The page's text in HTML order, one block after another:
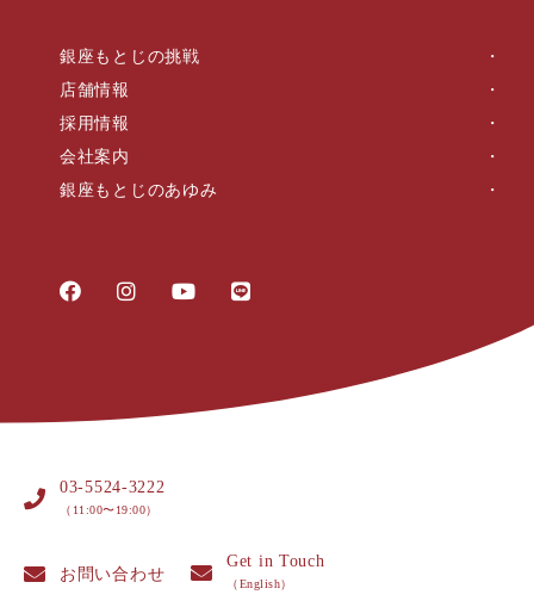
銀座もとじの挑戦
店舗情報
採用情報
会社案内
銀座もとじのあゆみ
03-5524-3222
（11:00〜19:00）
お問い合わせ
Get in Touch
（English）